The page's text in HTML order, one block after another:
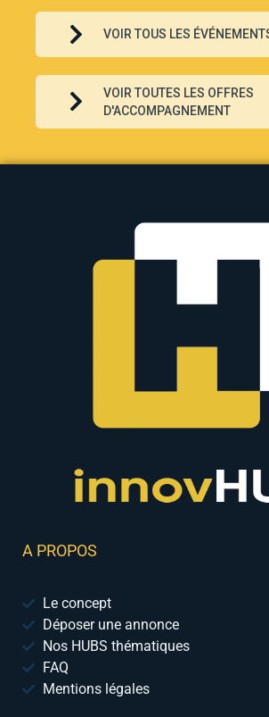
VOIR TOUS LES
VOIR TOUTES LES OFFRES
D'ACCOMPAGNEMENT
A PROPOS
Le concept
Déposer une annonce
Nos HUBS thématiques
FAQ
Mentions légales